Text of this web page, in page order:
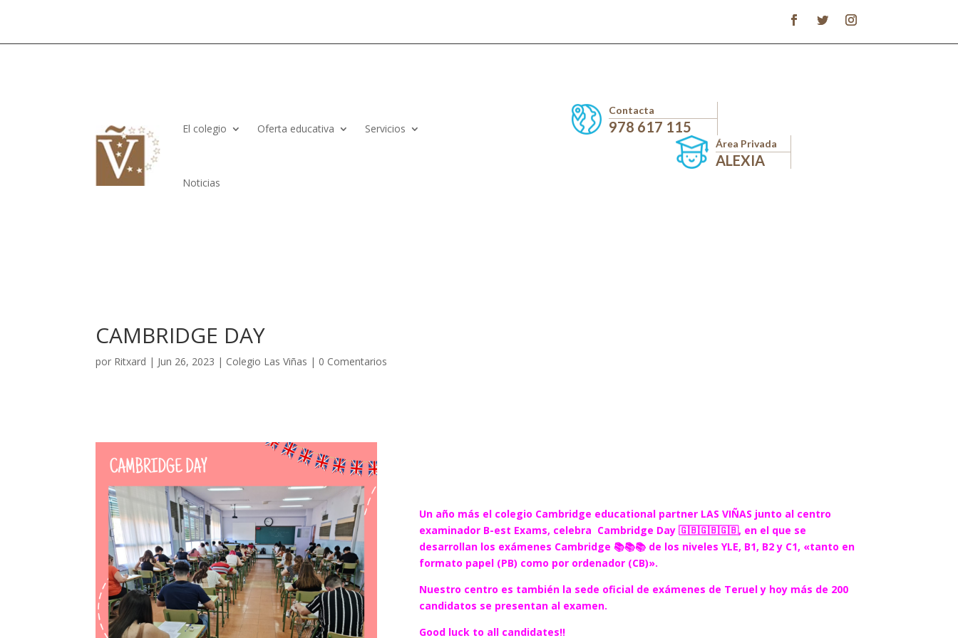
El colegio Oferta educativa Servicios
Noticias
Contacta
978 617 115
Área Privada
ALEXIA
CAMBRIDGE DAY
por Ritxard | Jun 26, 2023 | Colegio Las Viñas | 0 Comentarios
Un año más el colegio Cambridge educational partner LAS VIÑAS junto al centro
examinador B-est Exams, celebra Cambridge Day 🇬🇧🇬🇧🇬🇧, en el que se
desarrollan los exámenes Cambridge 📚📚📚 de los niveles YLE, B1, B2 y C1, «tanto en
formato papel (PB) como por ordenador (CB)».
Nuestro centro es también la sede oficial de exámenes de Teruel y hoy más de 200
candidatos se presentan al examen.
Good luck to all candidates!!